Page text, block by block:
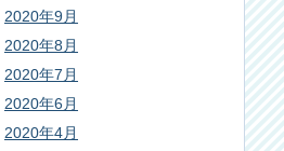
2020年9月
2020年8月
2020年7月
2020年6月
2020年4月